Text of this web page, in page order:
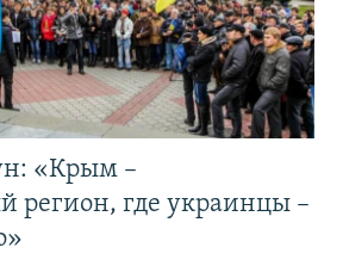
«Крым –
регион, где украинцы –